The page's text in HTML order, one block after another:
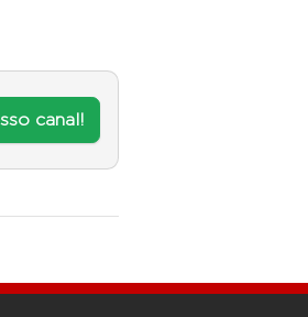
canal!